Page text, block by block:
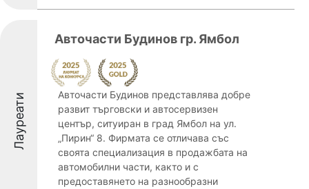
Лауреати
Авточасти Будинов гр. Ямбол
Авточасти Будинов представлява добре
развит търговски и автосервизен
център, ситуиран в град Ямбол на ул.
„Пирин“ 8. Фирмата се отличава със
своята специализация в продажбата на
автомобилни части, както и с
предоставянето на разнообразни